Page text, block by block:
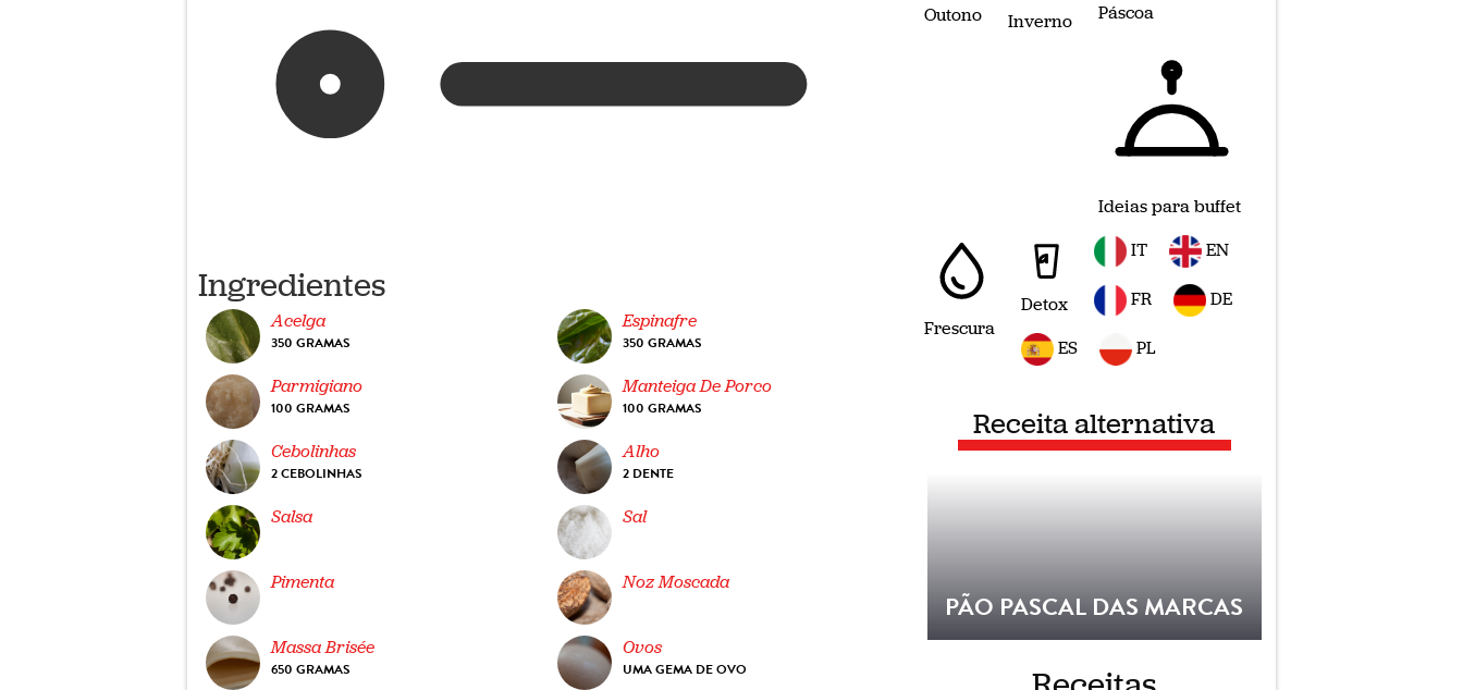
Ingredientes
Acelga
350 GRAMAS
Espinafre
350 GRAMAS
Parmigiano
100 GRAMAS
Manteiga De Porco
100 GRAMAS
Cebolinhas
2 CEBOLINHAS
Alho
2 DENTE
Salsa Sal
Pimenta Noz Moscada
Massa Brisée
650 GRAMAS
Ovos
UMA GEMA DE OVO
Outono Inverno Páscoa
Ideias para buffet
Frescura
Detox
IT EN
FR DE
ES PL
Receita alternativa
PÃO PASCAL DAS MARCAS